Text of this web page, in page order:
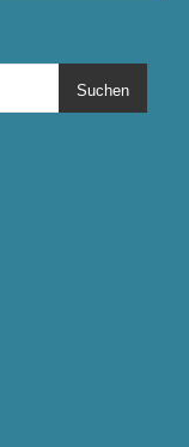
Suchen